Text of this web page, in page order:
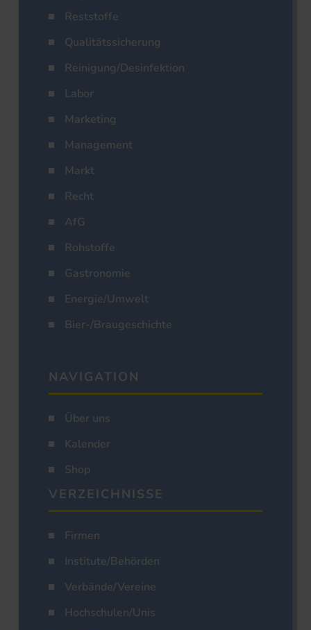
Reststoffe
Qualitätssicherung
Reinigung/Desinfektion
Labor
Marketing
Management
Markt
Recht
AfG
Rohstoffe
Gastronomie
Energie/Umwelt
Bier-/Braugeschichte
NAVIGATION
Über uns
Kalender
Shop
VERZEICHNISSE
Firmen
Institute/Behörden
Verbände/Vereine
Hochschulen/Unis